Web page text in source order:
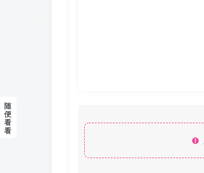
随
便
看
看